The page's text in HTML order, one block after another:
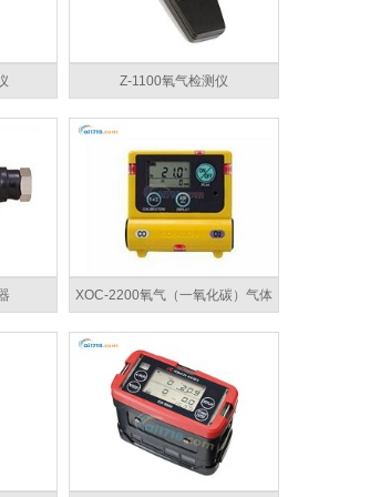
Z-1100氧气检测仪
XOC-2200氧气（一氧化碳）气体
检测仪